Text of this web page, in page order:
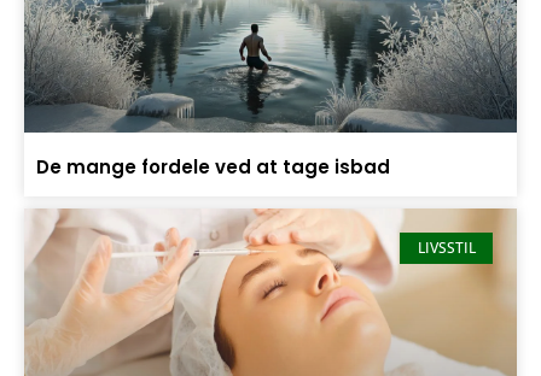
De mange fordele ved at tage isbad
LIVSSTIL